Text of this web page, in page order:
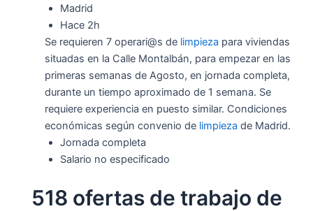
Madrid
Hace 2h
Se requieren 7 operari@s de limpieza para viviendas
situadas en la Calle Montalbán, para empezar en las
primeras semanas de Agosto, en jornada completa,
durante un tiempo aproximado de 1 semana. Se
requiere experiencia en puesto similar. Condiciones
económicas según convenio de limpieza de Madrid.
Jornada completa
Salario no especificado
518 ofertas de trabajo de